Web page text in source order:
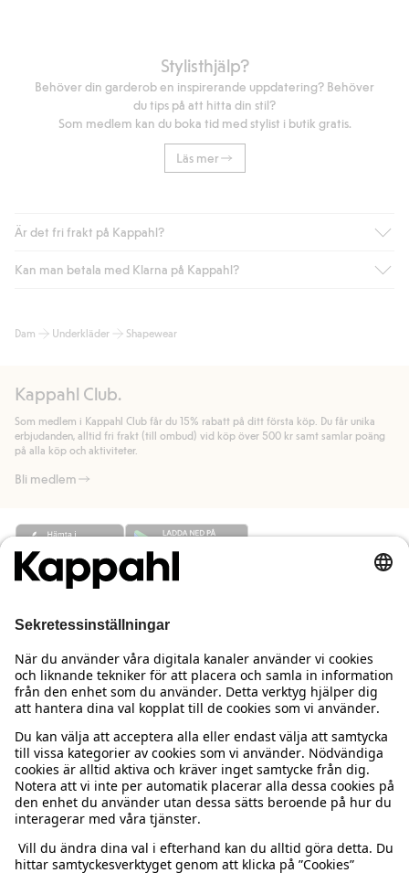
Stylisthjälp?
Behöver din garderob en inspirerande uppdatering? Behöver
du tips på att hitta din stil?
Som medlem kan du boka tid med stylist i butik gratis.
Läs mer
Är det fri frakt på Kappahl?
Är du medlem i Kappahl Club har du alltid gratis frakt till butik
automatik efter du loggat in och identifierats som medlem.
handlar för.
Läs mer
Kan man betala med Klarna på Kappahl?
bland annat faktura och swish men även andra betalningssätt.
allmänna villkor.
Läs mer
Dam Underkläder Shapewear
Kappahl Club.
Som medlem i Kappahl Club får du 15% rabatt på ditt första köp. Du får unika
erbjudanden, alltid fri frakt (till ombud) vid köp över 500 kr samt samlar poäng
på alla köp och aktiviteter.
Bli medlem
Behöver du hjälp?
Kundservice
Vanliga frågor
Beställning & retur
Kontakta oss
Hitta butik
Kappahl Club
Logga in
Kappahl Club
Medlemsvillkor
Om oss
Om Kappahl Group
Villkor & policy
Köpvillkor Sverige
Mer från oss